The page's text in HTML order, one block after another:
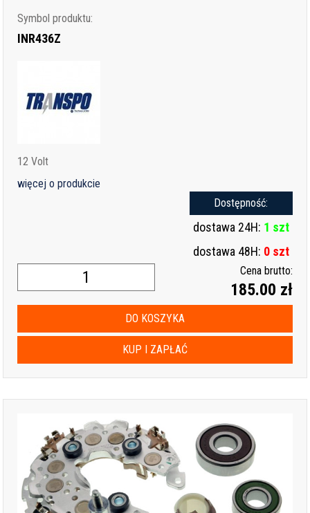
Symbol produktu:
INR436Z
12 Volt
więcej o produkcie
Dostępność:
dostawa 24H: 1 szt
dostawa 48H: 0 szt
Cena brutto:
185.00 zł
DO KOSZYKA
KUP I ZAPŁAĆ